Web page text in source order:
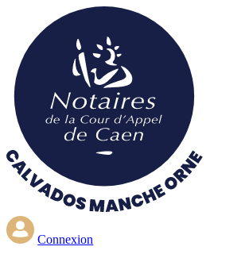
contenu
principal
Connexion